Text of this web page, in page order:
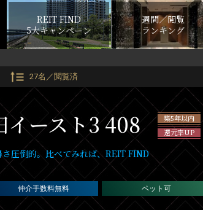
REIT FIND
5大キャンペーン
週間／閲覧
ランキング
27名／閲覧済
イースト3 408
築5年以内
還元率UP
圧倒的。比べてみれば、REIT FIND
仲介手数料無料 ペット可